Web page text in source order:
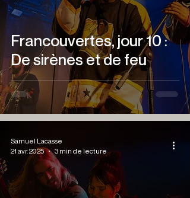
Francouvertes, jour 10 :
De sirènes et de feu
Samuel Lacasse
21 avr. 2025
3 min de lecture